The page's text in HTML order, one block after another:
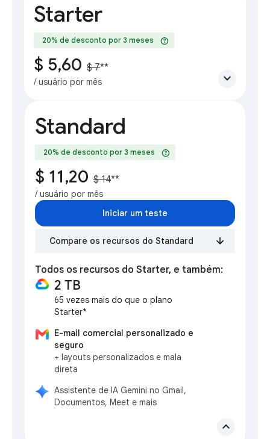
Starter
20% de desconto por 3 meses help
$ 5,60 $ 7**
/ usuário por mês expand_more
Standard
20% de desconto por 3 meses help
$ 11,20 $ 14**
/ usuário por mês
Iniciar um teste
Compare os recursos do Standard
Todos os recursos do Starter, e também:
2 TB
65 vezes mais do que o plano
Starter*
E-mail comercial personalizado e
seguro
+ layouts personalizados e mala
direta
Assistente de IA Gemini no Gmail,
Documentos, Meet e mais
expand_less